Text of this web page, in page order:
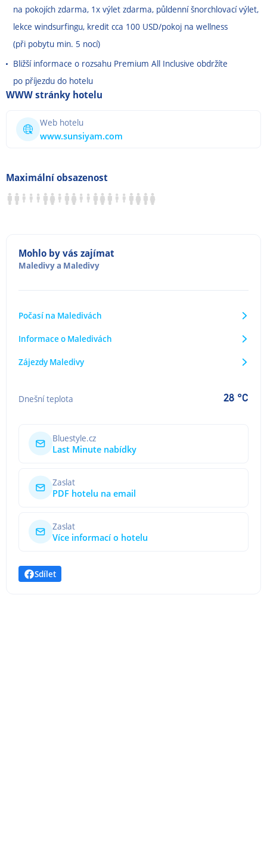
na pokojích zdarma, 1x výlet zdarma, půldenní šnorchlovací výlet,
lekce windsurfingu, kredit cca 100 USD/pokoj na wellness
(při pobytu min. 5 nocí)
Bližší informace o rozsahu Premium All Inclusive obdržíte
po příjezdu do hotelu
WWW stránky hotelu
Web hotelu
www.sunsiyam.com
Maximální obsazenost
Mohlo by vás zajímat
Maledivya Maledivy
Počasí na Maledivách
Informace o Maledivách
Zájezdy Maledivy
Dnešní teplota 28 °C
Bluestyle.cz
Last Minute nabídky
Zaslat
PDF hotelu na email
Zaslat
Více informací o hotelu
Sdílet